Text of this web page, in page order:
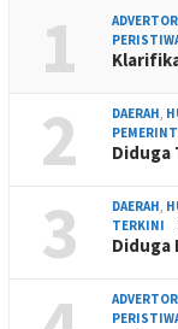
1
2 DAERAH,
Diduga
3 DAERAH,
TERKINI
Diduga